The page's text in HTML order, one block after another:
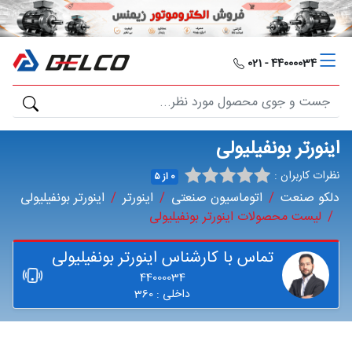
دلکو
صنعت
محصولات
مصارف
صنعتی
مقالات
گالری
برند
ها
44000034 - 021
اینورتر بونفیلیولی
نظرات کاربران : 0 از ۵
دلکو صنعت اتوماسیون صنعتی اینورتر
اینورتر بونفیلیولی
لیست محصولات اینورتر بونفیلیولی
تماس با کارشناس اینورتر بونفیلیولی
44000034
داخلی : 360